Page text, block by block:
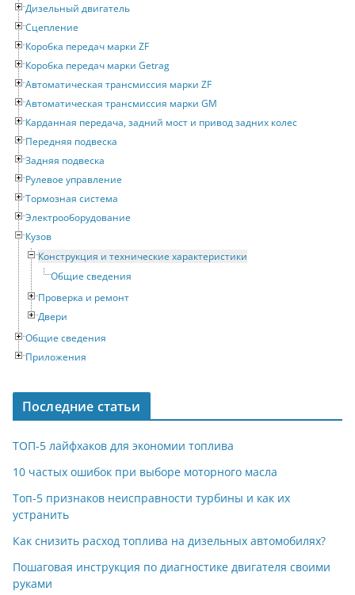
Дизельный двигатель
Сцепление
Коробка передач марки ZF
Коробка передач марки Getrag
Автоматическая трансмиссия марки ZF
Автоматическая трансмиссия марки GM
Карданная передача, задний мост и привод задних колес
Передняя подвеска
Задняя подвеска
Рулевое управление
Тормозная система
Электрооборудование
Кузов
Конструкция и технические характеристики
Общие сведения
Проверка и ремонт
Двери
Общие сведения
Приложения
Последние статьи
ТОП-5 лайфхаков для экономии топлива
10 частых ошибок при выборе моторного масла
Топ-5 признаков неисправности турбины и как их
устранить
Как снизить расход топлива на дизельных автомобилях?
Пошаговая инструкция по диагностике двигателя своими
руками